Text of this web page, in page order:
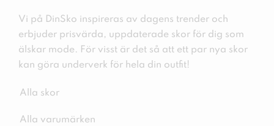
Vi på DinSko inspireras av dagens trender och
erbjuder prisvärda, uppdaterade skor för dig som
älskar mode. För visst är det så att ett par nya skor
kan göra underverk för hela din outfit!
Alla skor
Alla varumärken